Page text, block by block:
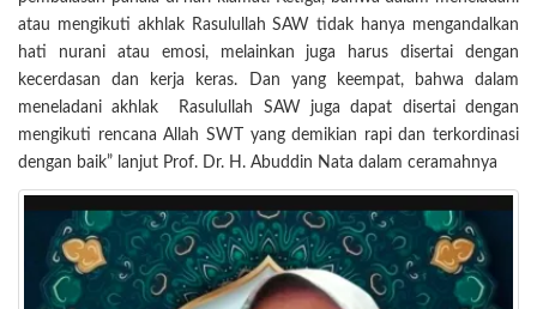
atau mengikuti akhlak Rasulullah SAW tidak hanya mengandalkan
hati nurani atau emosi, melainkan juga harus disertai dengan
kecerdasan dan kerja keras. Dan yang keempat, bahwa dalam
meneladani akhlak Rasulullah SAW juga dapat disertai dengan
mengikuti rencana Allah SWT yang demikian rapi dan terkordinasi
dengan baik” lanjut Prof. Dr. H. Abuddin Nata dalam ceramahnya